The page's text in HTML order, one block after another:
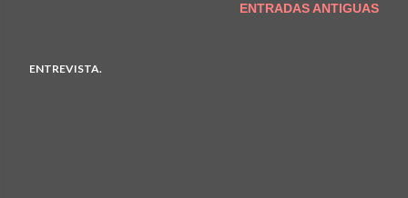
ENTRADAS ANTIGUAS
ENTREVISTA.